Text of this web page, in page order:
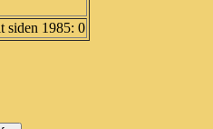
siden 1985: 0